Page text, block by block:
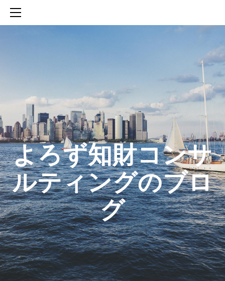
​よろず知財コンサ
ルティングのブロ
グ
SERVICES
知財活動のROICへの貢献
生成AIを活用した知財戦略の策定方法
生成AIとの「壁打ち」で、新たな発明を創出する方法